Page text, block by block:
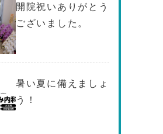
開院祝いありがとう
ございました。
暑い夏に備えましょ
う！